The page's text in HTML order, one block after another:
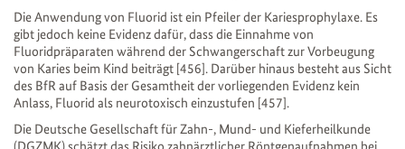
Die Anwendung von Fluorid ist ein Pfeiler der Kariesprophylaxe. Es
gibt jedoch keine Evidenz dafür, dass die Einnahme von
Fluoridpräparaten während der Schwangerschaft zur Vorbeugung
von Karies beim Kind beiträgt [456]. Darüber hinaus besteht aus Sicht
des BfR auf Basis der Gesamtheit der vorliegenden Evidenz kein
Anlass, Fluorid als neurotoxisch einzustufen [457].
Die Deutsche Gesellschaft für Zahn-, Mund- und Kieferheilkunde